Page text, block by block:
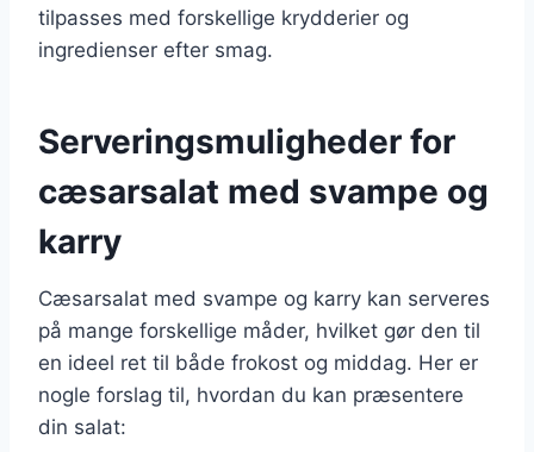
tilpasses med forskellige krydderier og
ingredienser efter smag.
Serveringsmuligheder for
cæsarsalat med svampe og
karry
Cæsarsalat med svampe og karry kan serveres
på mange forskellige måder, hvilket gør den til
en ideel ret til både frokost og middag. Her er
nogle forslag til, hvordan du kan præsentere
din salat: